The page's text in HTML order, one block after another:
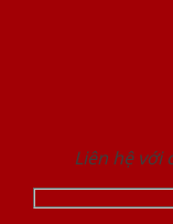
Liên hệ với